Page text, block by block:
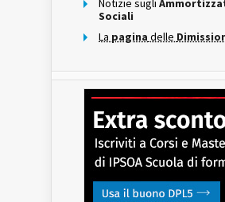
Notizie sugli
Sociali
La pagina delle